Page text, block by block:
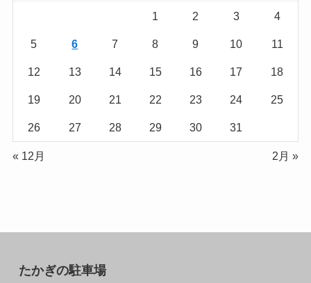
1 2 3 4
5 6 7 8 9 10 11
12 13 14 15 16 17 18
19 20 21 22 23 24 25
26 27 28 29 30 31
« 12月 2月 »
たかぎの駐車場